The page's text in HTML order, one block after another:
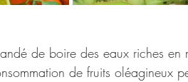
de boire des eaux riches en
de fruits oléagineux